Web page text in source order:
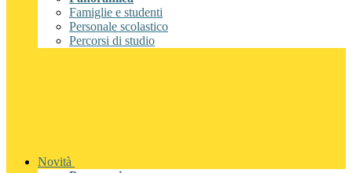
Famiglie e studenti
Personale scolastico
Percorsi di studio
Novità